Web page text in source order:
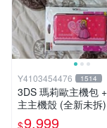
Y4103454476 1514
3DS 瑪莉歐主機包
主主機殼 (全新未拆
存 缺貨
9,999